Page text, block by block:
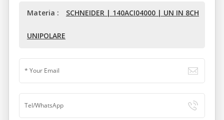
Materia : SCHNEIDER | 140ACI04000 | UN IN 8CH
UNIPOLARE